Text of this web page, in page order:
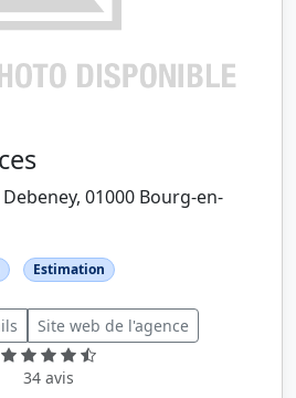
01000 Bourg-en-
Estimation
Site web de l'agence
34 avis